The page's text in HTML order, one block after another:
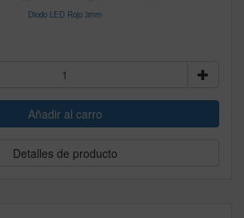
Diodo LED Rojo 3mm
Detalles de producto